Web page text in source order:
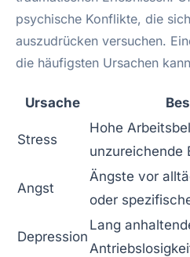
psychische Konflikte, die
auszudrücken versuchen.
die häufigsten Ursachen
Ursache
Stress
Hohe
unzureichende
Angst
Ängste vor
oder
Depression
Lang